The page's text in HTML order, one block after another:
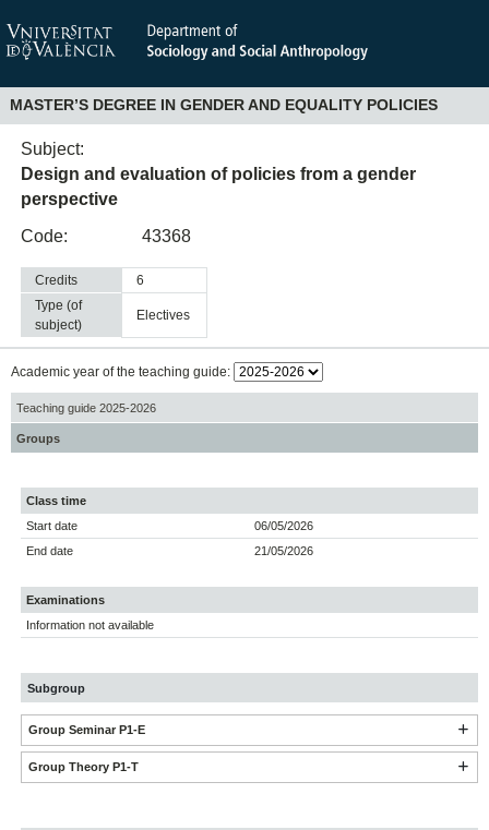
MASTER’S DEGREE IN GENDER AND EQUALITY POLICIES
Subject:
Design and evaluation of policies from a gender
perspective
Code:
43368
Credits
6
Type (of
subject)
electives
Academic year of the teaching guide:
Teaching guide 2025-2026
Groups
Class time
Start date
06/05/2026
End date
21/05/2026
Examinations
Information not available
Subgroup
Group Seminar P1-E
Group Theory P1-T